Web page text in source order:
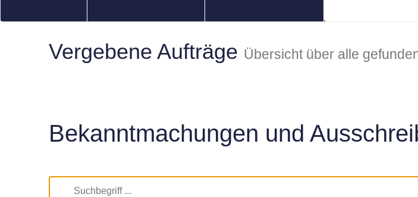
Vergebene Aufträge Übersicht über alle
Bekanntmachungen und